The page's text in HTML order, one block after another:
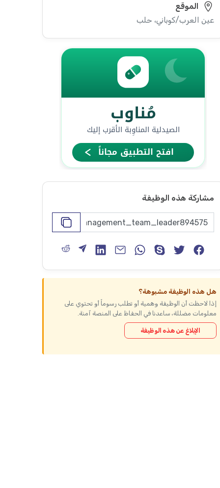
الموقع
عين العرب/كوباني، حلب
مشاركة هذه الوظيفة
هل هذه الوظيفة مشبوهة؟
إذا لاحظت أن الوظيفة وهمية أو تطلب رسوماً أو تحتوي على
معلومات مضللة، ساعدنا في الحفاظ على المنصة آمنة.
الإبلاغ عن هذه الوظيفة